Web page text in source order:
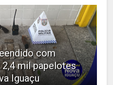
com
mil papelotes
Iguaçu